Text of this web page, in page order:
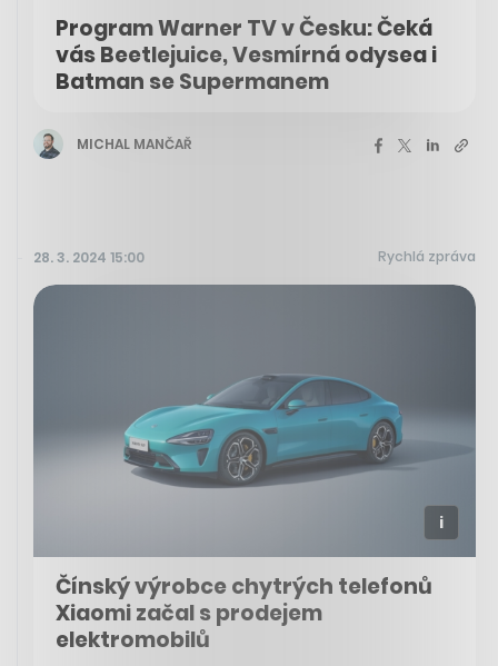
Program Warner TV v Česku: Čeká
vás Beetlejuice, Vesmírná odysea i
Batman se Supermanem
MICHAL MANČAŘ
28. 3. 2024 15:00 Rychlá zpráva
Čínský výrobce chytrých telefonů
Xiaomi začal s prodejem
elektromobilů